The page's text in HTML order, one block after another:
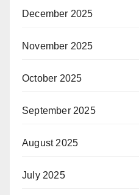
December 2025
November 2025
October 2025
September 2025
August 2025
July 2025